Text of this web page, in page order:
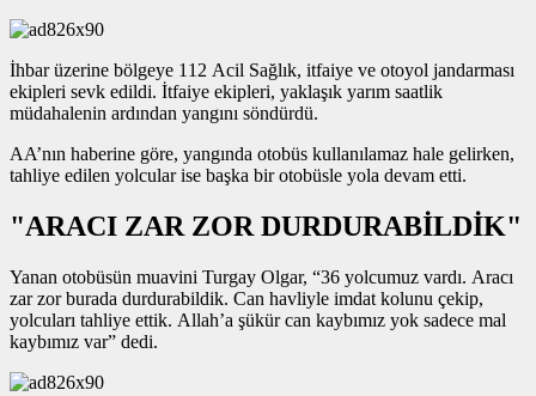
İhbar üzerine bölgeye 112 Acil Sağlık, itfaiye ve otoyol jandarması
ekipleri sevk edildi. İtfaiye ekipleri, yaklaşık yarım saatlik
müdahalenin ardından yangını söndürdü.
AA’nın haberine göre, yangında otobüs kullanılamaz hale gelirken,
tahliye edilen yolcular ise başka bir otobüsle yola devam etti.
"ARACI ZAR ZOR DURDURABİLDİK"
Yanan otobüsün muavini Turgay Olgar, “36 yolcumuz vardı. Aracı
zar zor burada durdurabildik. Can havliyle imdat kolunu çekip,
yolcuları tahliye ettik. Allah’a şükür can kaybımız yok sadece mal
kaybımız var” dedi.